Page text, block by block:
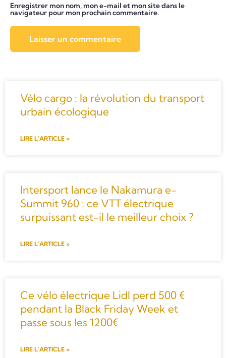
Enregistrer mon nom, mon e-mail et mon site dans le
navigateur pour mon prochain commentaire.
Vélo cargo : la révolution du transport
urbain écologique
LIRE L'ARTICLE »
Intersport lance le Nakamura e-
Summit 960 : ce VTT électrique
surpuissant est-il le meilleur choix ?
LIRE L'ARTICLE »
Ce vélo électrique Lidl perd 500 €
pendant la Black Friday Week et
passe sous les 1200€
LIRE L'ARTICLE »